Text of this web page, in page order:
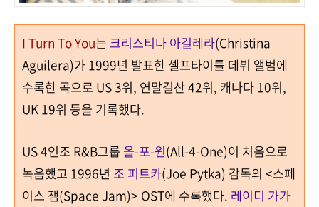
I Turn To You는 크리스티나 아길레라(Christina
Aguilera)가1999년 발표한 셀프타이틀 데뷔 앨범에
수록한 곡으로 US3위, 연말결산 42위, 캐나다10위,
UK19위 등을 기록했다.
US4인조 R&B그룹 올-포-원(All-4-One)이 처음으로
녹음했고 1996년 조 피트카(Joe Pytka) 감독의 <스페
이스 잼(Space Jam)> OST에 수록했다. 레이디 가가